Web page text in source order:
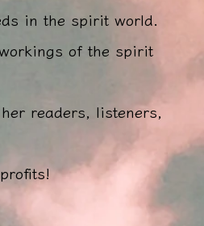
in the spirit world.
of the spirit
readers, listeners,